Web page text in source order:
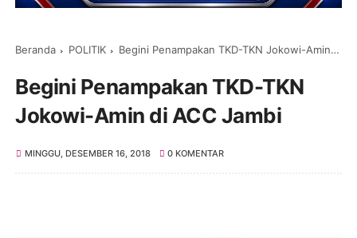
Beranda POLITIK Begini Penampakan TKD-TKN Jokowi-Amin di ACC Jambi
Begini Penampakan TKD-TKN
Jokowi-Amin di ACC Jambi
MINGGU, DESEMBER 16, 2018 0 KOMENTAR